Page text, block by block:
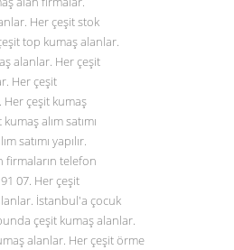
Her çeşit stok
top kumaş alanlar.
alanlar. Her çeşit
Her çeşit
çeşit kumaş
alım satımı
satımı yapılır.
firmaların telefon
07. Her çeşit
İstanbul'a çocuk
çeşit kumaş alanlar.
alanlar. Her çeşit örme